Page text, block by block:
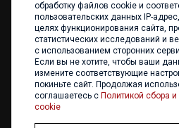
236017
ул. Каштановая
Телефон: +7 4012
+7 4012 960
Написать
обработку файлов cookie и
пользовательских данных IP-
целях функционирования сайта,
статистических исследований и
с использованием сторонних
Если вы не хотите, чтобы ваши
измените соответствующие
покиньте сайт. Продолжая
соглашаетесь с Политикой сбора
cookie